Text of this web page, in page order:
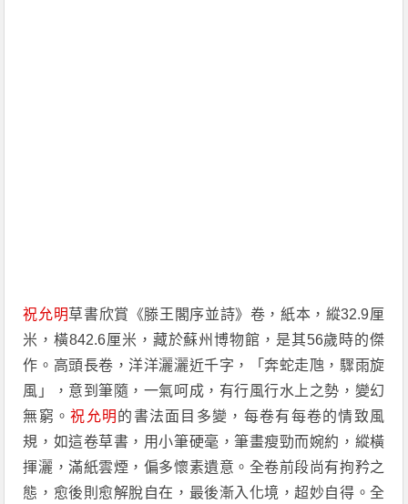
祝允明草書欣賞《滕王閣序並詩》卷，紙本，縱32.9厘
米，橫842.6厘米，藏於蘇州博物館，是其56歲時的傑
作。高頭長卷，洋洋灑灑近千字，「奔蛇走虺，驟雨旋
風」，意到筆隨，一氣呵成，有行風行水上之勢，變幻
無窮。祝允明 的書法面目多變，每卷有每卷的情致風
規，如這卷草書，用小筆硬毫，筆畫瘦勁而婉約，縱橫
揮灑，滿紙雲煙，偏多懷素遺意。全卷前段尚有拘矜之
態，愈後則愈解脫自在，最後漸入化境，超妙自得。全